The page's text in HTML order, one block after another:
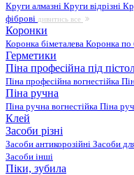
Круги алмазні Круги відрізні
фіброві дивитись все
Коронки
Коронка біметалева Коронка по
Герметики
Піна професійна під
Піна професійна вогнестійка
Піна ручна
Піна ручна вогнестійка Піна
Клей
Засоби різні
Засоби антикорозійні Засоби
Засоби інші
Піки, зубила